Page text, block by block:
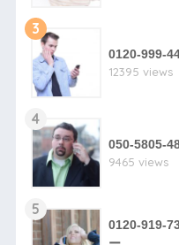
3
0120-999-
12395 views
4
050-5805-
9465 views
5
0120-919-